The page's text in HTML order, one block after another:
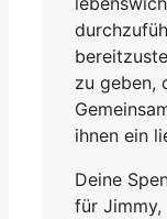
zu geben,
ihnen ein
Deine
für Jimmy,